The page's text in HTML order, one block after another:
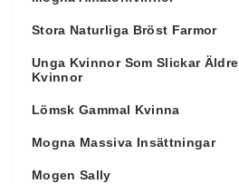
Stora Naturliga Bröst Farmor
Unga Kvinnor Som Slickar Äldre
Kvinnor
Lömsk Gammal Kvinna
Mogna Massiva Insättningar
Mogen Sally